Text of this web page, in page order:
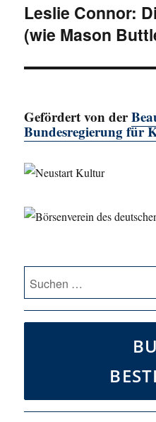
Nächster
Beitrag:
Leslie Connor:
(wie Mason
Gefördert von der
Bundesregierung für
Suche
nach: